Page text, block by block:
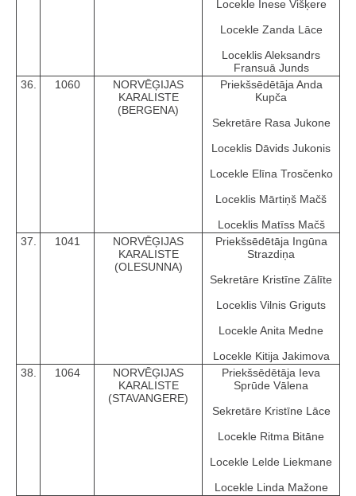
Locekle Inese Višķere
Locekle Zanda Lāce
Loceklis Aleksandrs
Fransuā Junds
36.
1060
NORVĒĢIJAS
KARALISTE
(BERGENA)
Priekšsēdētāja Anda
Kupča
Sekretāre Rasa Jukone
Loceklis Dāvids Jukonis
Locekle Elīna Trosčenko
Loceklis Mārtiņš Mačš
Loceklis Matīss Mačš
37.
1041
NORVĒĢIJAS
KARALISTE
(OLESUNNA)
Priekšsēdētāja Ingūna
Strazdiņa
Sekretāre Kristīne Zālīte
Loceklis Vilnis Griguts
Locekle Anita Medne
Locekle Kitija Jakimova
38.
1064
NORVĒĢIJAS
KARALISTE
(STAVANGERE)
Priekšsēdētāja Ieva
Sprūde Vālena
Sekretāre Kristīne Lāce
Locekle Ritma Bitāne
Locekle Lelde Liekmane
Locekle Linda Mažone